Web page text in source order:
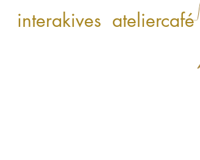
interakives ateliercafé